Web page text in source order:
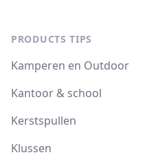
PRODUCTS TIPS
Kamperen en Outdoor
Kantoor & school
Kerstspullen
Klussen